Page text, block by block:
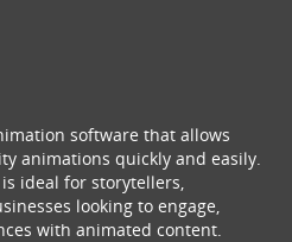
software that allows
animations quickly and easily.
ideal for storytellers,
looking to engage,
with animated content.